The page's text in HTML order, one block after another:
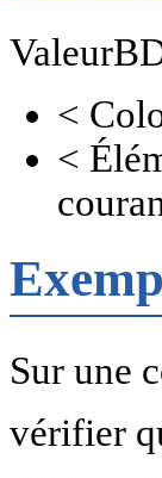
<
<
Sur une
vérifier